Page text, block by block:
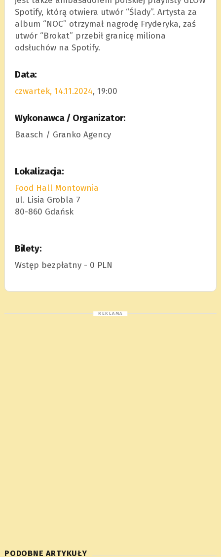
Spotify, którą otwiera utwór “Ślady”. Artysta za
album “NOC” otrzymał nagrodę Fryderyka, zaś
utwór “Brokat” przebił granicę miliona
odsłuchów na Spotify.
Data:
czwartek, 14.11.2024, 19:00
Wykonawca / Organizator:
Baasch / Granko Agency
Lokalizacja:
Food Hall Montownia
ul. Lisia Grobla 7
80-860 Gdańsk
Bilety:
Wstęp bezpłatny - 0 PLN
PODOBNE ARTYKUŁY